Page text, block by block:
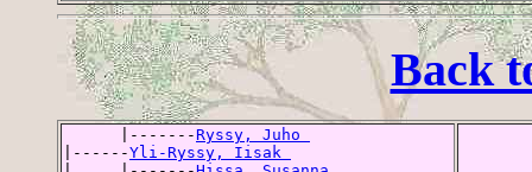
Back
      |-------
Ryssy, Juho
|------Yli-Ryssy, Iisak